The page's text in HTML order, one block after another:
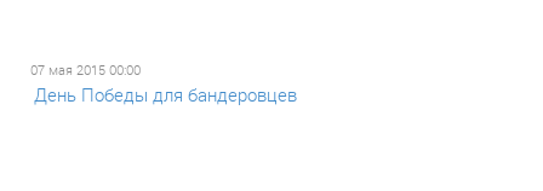
07 мая 2015 00:00
День Победы для бандеровцев